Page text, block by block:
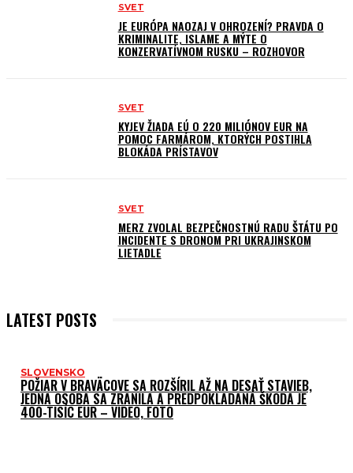
SVET
JE EURÓPA NAOZAJ V OHROZENÍ? PRAVDA O
KRIMINALITE, ISLAME A MÝTE O
KONZERVATÍVNOM RUSKU – ROZHOVOR
SVET
KYJEV ŽIADA EÚ O 220 MILIÓNOV EUR NA
POMOC FARMÁROM, KTORÝCH POSTIHLA
BLOKÁDA PRÍSTAVOV
SVET
MERZ ZVOLAL BEZPEČNOSTNÚ RADU ŠTÁTU PO
INCIDENTE S DRONOM PRI UKRAJINSKOM
LIETADLE
LATEST POSTS
SLOVENSKO
POŽIAR V BRAVÄCOVE SA ROZŠÍRIL AŽ NA DESAŤ STAVIEB,
JEDNA OSOBA SA ZRANILA A PREDPOKLADANÁ ŠKODA JE
400-TISÍC EUR – VIDEO, FOTO